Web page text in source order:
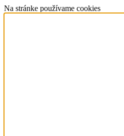
Na stránke používame cookies